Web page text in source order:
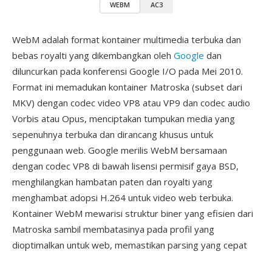
WEBM AC3
WebM adalah format kontainer multimedia terbuka dan
bebas royalti yang dikembangkan oleh Google dan
diluncurkan pada konferensi Google I/O pada Mei 2010.
Format ini memadukan kontainer Matroska (subset dari
MKV) dengan codec video VP8 atau VP9 dan codec audio
Vorbis atau Opus, menciptakan tumpukan media yang
sepenuhnya terbuka dan dirancang khusus untuk
penggunaan web. Google merilis WebM bersamaan
dengan codec VP8 di bawah lisensi permisif gaya BSD,
menghilangkan hambatan paten dan royalti yang
menghambat adopsi H.264 untuk video web terbuka.
Kontainer WebM mewarisi struktur biner yang efisien dari
Matroska sambil membatasinya pada profil yang
dioptimalkan untuk web, memastikan parsing yang cepat